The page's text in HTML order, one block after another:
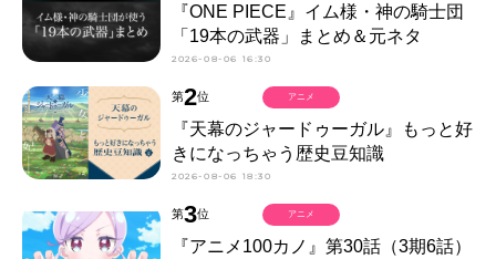
『ONE PIECE』イム様・神の騎士団
「19本の武器」まとめ＆元ネタ
2026-08-06 16:30
第2位
『天幕のジャードゥーガル』もっと好
きになっちゃう歴史豆知識
2026-08-06 18:30
アニメ
第3位
『アニメ100カノ』第30話（3期6話）
アニメ